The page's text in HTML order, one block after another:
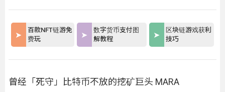
百款NFT链游免
费玩
数字货币支付图
解教程
区块链游戏获利
技巧
曾经「死守」比特币不放的挖矿巨头 MARA